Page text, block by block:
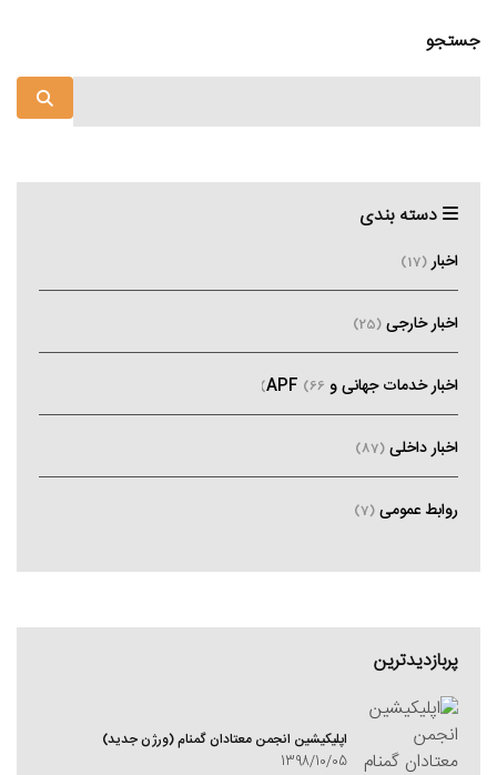
جستجو
دسته بندی
اخبار(17)
اخبار خارجی (25)
اخبار خدمات جهانی و APF (66)
اخبار داخلی (87)
روابط عمومی (7)
پربازدیدترین
اپلیکیشین انجمن معتادان گمنام (ورژن جدید)
1398/10/05